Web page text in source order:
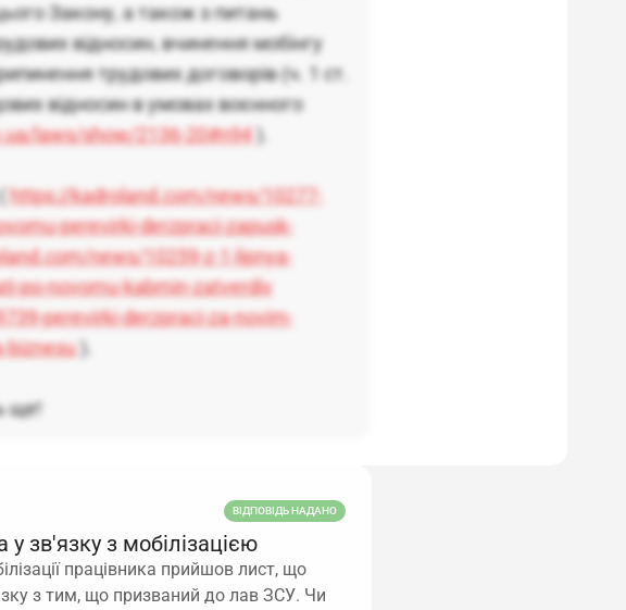
Закону, а також з питань
відносин, вчинення мобінгу
трудових договорів (ч. 1 ст.
відносин в умовах воєнного
laws/show/2136-20#n94 ).
https://kadroland.com/news/10277-
perevirki-derzpraci-zapusk-
news/10259-z-1-lipnya-
po-novomu-kabmin-zatverdiv
perevirki-derzpraci-za-novim-
biznesu).
ще!
ВІДПОВІДЬ НАДАНО
зв'язку з мобілізацією
працівника прийшов лист, що
з тим, що призваний до лав ЗСУ. Чи